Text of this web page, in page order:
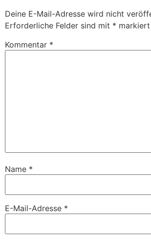
Deine E-Mail-Adresse wird nicht
Erforderliche Felder sind mit * markiert
Kommentar *
Name *
E-Mail-Adresse *